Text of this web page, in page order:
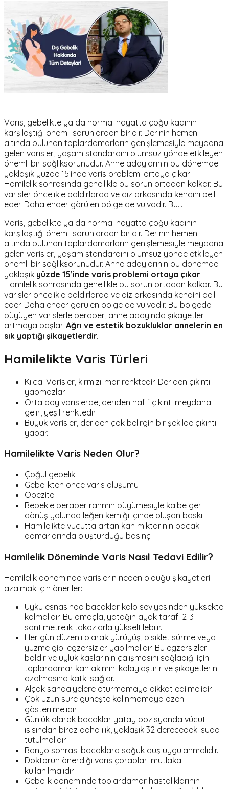
Varis, gebelikte ya da normal hayatta çoğu kadının
karşılaştığı önemli sorunlardan biridir. Derinin hemen
altında bulunan toplardamarların genişlemesiyle meydana
gelen varisler, yaşam standardını olumsuz yönde etkileyen
önemli bir sağlıksorunudur. Anne adaylarının bu dönemde
yaklaşık yüzde 15’inde varis problemi ortaya çıkar.
Hamilelik sonrasında genellikle bu sorun ortadan kalkar. Bu
varisler öncelikle baldırlarda ve diz arkasında kendini belli
eder. Daha ender görülen bölge de vulvadır. Bu…
Varis, gebelikte ya da normal hayatta çoğu kadının
karşılaştığı önemli sorunlardan biridir. Derinin hemen
altında bulunan toplardamarların genişlemesiyle meydana
gelen varisler, yaşam standardını olumsuz yönde etkileyen
önemli bir sağlıksorunudur. Anne adaylarının bu dönemde
yaklaşık yüzde 15’inde varis problemi ortaya çıkar.
Hamilelik sonrasında genellikle bu sorun ortadan kalkar. Bu
varisler öncelikle baldırlarda ve diz arkasında kendini belli
eder. Daha ender görülen bölge de vulvadır. Bu bölgede
büyüyen varislerle beraber, anne adayında şikayetler
artmaya başlar. Ağrı ve estetik bozukluklar annelerin en
sık yaptığı şikayetlerdir.
Hamilelikte Varis Türleri
Kılcal Varisler, kırmızı-mor renktedir. Deriden çıkıntı
yapmazlar.
Orta boy varislerde, deriden hafif çıkıntı meydana
gelir, yeşil renktedir.
Büyük varisler, deriden çok belirgin bir şekilde çıkıntı
yapar.
Hamilelikte Varis Neden Olur?
Çoğul gebelik
Gebelikten önce varis oluşumu
Obezite
Bebekle beraber rahmin büyümesiyle kalbe geri
dönüş yolunda leğen kemiği içinde oluşan baskı
Hamilelikte vücutta artan kan miktarının bacak
damarlarında oluşturduğu basınç
Hamilelik Döneminde Varis Nasıl Tedavi Edilir?
Hamilelik döneminde varislerin neden olduğu şikayetleri
azalmak için öneriler:
Uyku esnasında bacaklar kalp seviyesinden yüksekte
kalmalıdır. Bu amaçla, yatağın ayak tarafı 2-3
santimetrelik takozlarla yükseltilebilir.
Her gün düzenli olarak yürüyüş, bisiklet sürme veya
yüzme gibi egzersizler yapılmalıdır. Bu egzersizler
baldır ve uyluk kaslarının çalışmasını sağladığı için
toplardamar kan akımını kolaylaştırır ve şikayetlerin
azalmasına katkı sağlar.
Alçak sandalyelere oturmamaya dikkat edilmelidir.
Çok uzun süre güneşte kalınmamaya özen
gösterilmelidir.
Günlük olarak bacaklar yatay pozisyonda vücut
ısısından biraz daha ılık, yaklaşık 32 derecedeki suda
tutulmalıdır.
Banyo sonrası bacaklara soğuk duş uygulanmalıdır.
Doktorun önerdiği varis çorapları mutlaka
kullanılmalıdır.
Gebelik döneminde toplardamar hastalıklarının